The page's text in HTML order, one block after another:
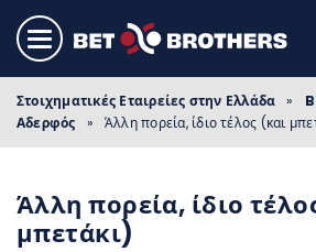
Στοιχηματικές Εταιρείες στην Ελλάδα »
Αδερφός
» Άλλη πορεία, ίδιο τέλος (και
Άλλη πορεία, ίδιο
μπετάκι)